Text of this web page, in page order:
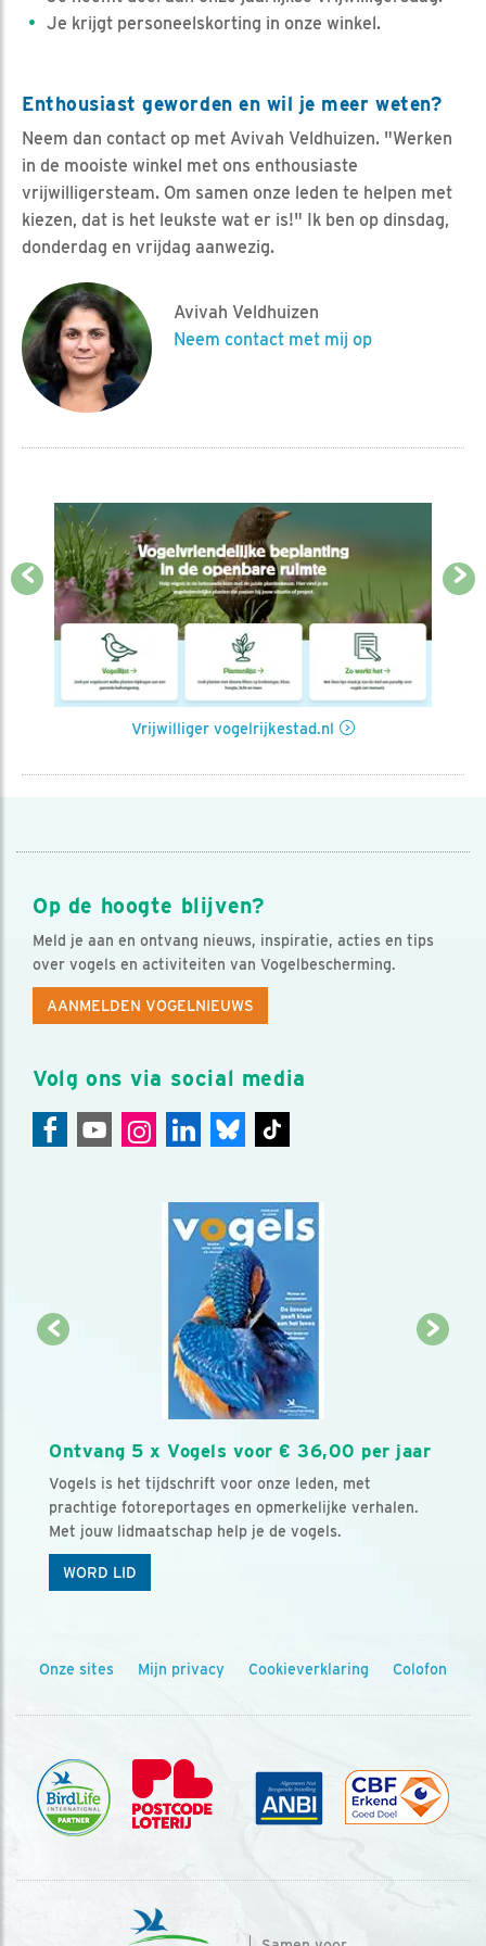
Je krijgt personeelskorting in onze winkel.
Enthousiast geworden en wil je meer weten?
Neem dan contact op met Avivah Veldhuizen. "Werken
in de mooiste winkel met ons enthousiaste
vrijwilligersteam. Om samen onze leden te helpen met
kiezen, dat is het leukste wat er is!" Ik ben op dinsdag,
donderdag en vrijdag aanwezig.
Avivah Veldhuizen
Neem contact met mij op
Previous
Vrijwilliger vogelrijkestad.nl
Next
Op de hoogte blijven?
Meld je aan en ontvang nieuws, inspiratie, acties en tips
over vogels en activiteiten van Vogelbescherming.
AANMELDEN VOGELNIEUWS
Volg ons via social media
Ontvang 5 x Vogels voor € 36,00 per jaar
Vogels is het tijdschrift voor onze leden, met
prachtige fotoreportages en opmerkelijke verhalen.
Met jouw lidmaatschap help je de vogels.
WORD LID
Onze sites Mijn privacy Cookieverklaring Colofon